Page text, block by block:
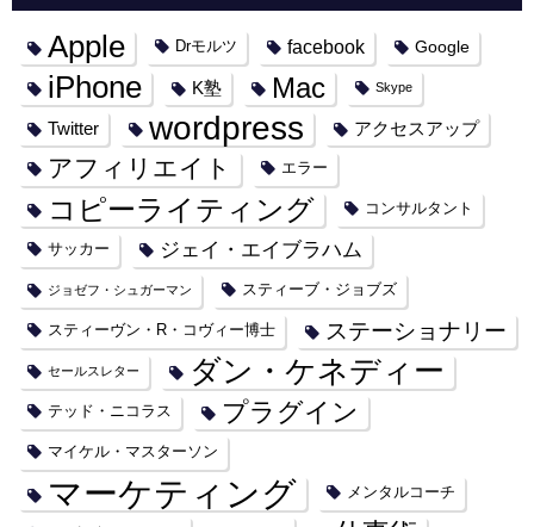
Apple Drモルツ facebook Google
iPhone K塾 Mac Skype
Twitter wordpress アクセスアップ
アフィリエイト エラー
コピーライティング コンサルタント
サッカー ジェイ・エイブラハム
ジョゼフ・シュガーマン スティーブ・ジョブズ
スティーヴン・R・コヴィー博士 ステーショナリー
セールスレター ダン・ケネディー
テッド・ニコラス プラグイン
マイケル・マスターソン
マーケティング メンタルコーチ